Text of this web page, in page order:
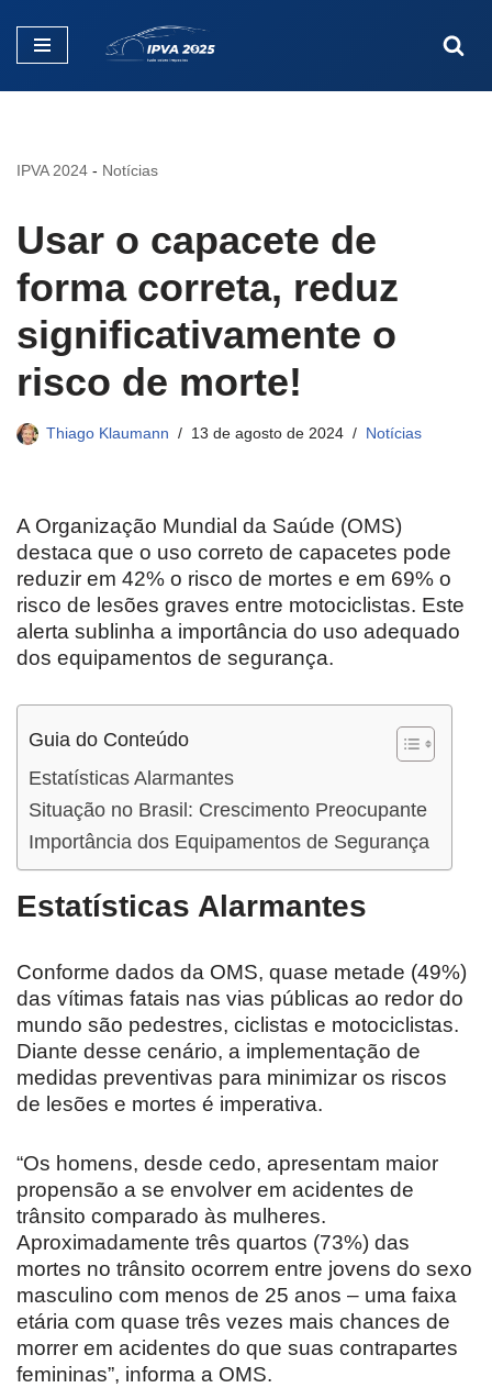
Pular
IPVA 2024 - Notícias
Usar o capacete de
forma correta, reduz
significativamente o
risco de morte!
Thiago Klaumann 13 de agosto de 2024 Notícias
A Organização Mundial da Saúde (OMS)
destaca que o uso correto de capacetes pode
reduzir em 42% o risco de mortes e em 69% o
risco de lesões graves entre motociclistas. Este
alerta sublinha a importância do uso adequado
dos equipamentos de segurança.
Guia do Conteúdo
Estatísticas Alarmantes
Situação no Brasil: Crescimento Preocupante
Importância dos Equipamentos de Segurança
Estatísticas Alarmantes
Conforme dados da OMS, quase metade (49%)
das vítimas fatais nas vias públicas ao redor do
mundo são pedestres, ciclistas e motociclistas.
Diante desse cenário, a implementação de
medidas preventivas para minimizar os riscos
de lesões e mortes é imperativa.
“Os homens, desde cedo, apresentam maior
propensão a se envolver em acidentes de
trânsito comparado às mulheres.
Aproximadamente três quartos (73%) das
mortes no trânsito ocorrem entre jovens do sexo
masculino com menos de 25 anos – uma faixa
etária com quase três vezes mais chances de
morrer em acidentes do que suas contrapartes
femininas”, informa a OMS.